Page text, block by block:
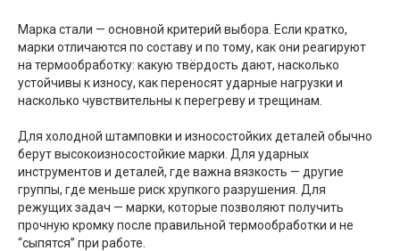
Марка стали — основной критерий выбора. Если кратко,
марки отличаются по составу и по тому, как они реагируют
на термообработку: какую твёрдость дают, насколько
устойчивы к износу, как переносят ударные нагрузки и
насколько чувствительны к перегреву и трещинам.
Для холодной штамповки и износостойких деталей обычно
берут высокоизносостойкие марки. Для ударных
инструментов и деталей, где важна вязкость — другие
группы, где меньше риск хрупкого разрушения. Для
режущих задач — марки, которые позволяют получить
прочную кромку после правильной термообработки и не
“сыпятся” при работе.